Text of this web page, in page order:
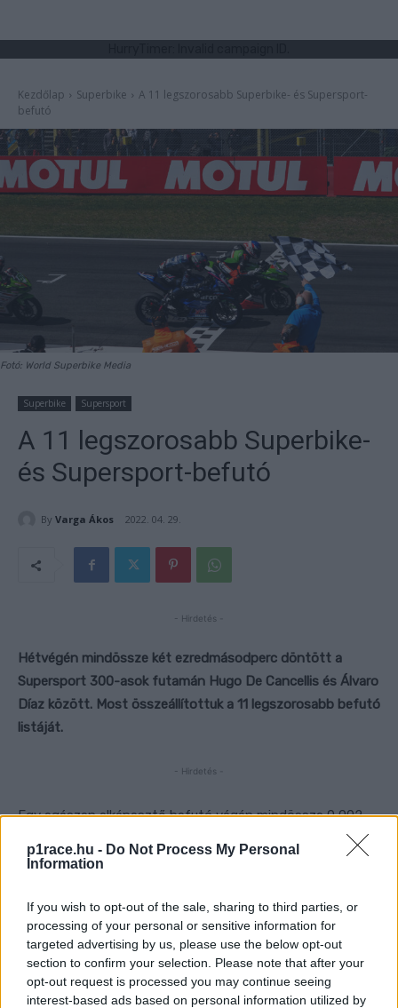
p1race.hu - Do Not Process My Personal
Information
If you wish to opt-out of the sale, sharing to third parties, or
processing of your personal or sensitive information for
targeted advertising by us, please use the below opt-out
section to confirm your selection. Please note that after your
opt-out request is processed you may continue seeing
interest-based ads based on personal information utilized by